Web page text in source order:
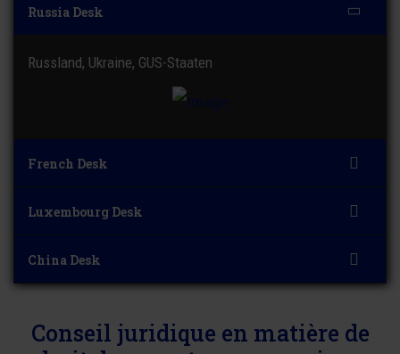
Russia Desk
Russland, Ukraine, GUS-Staaten
French Desk
Luxembourg Desk
China Desk
Conseil juridique en matière de